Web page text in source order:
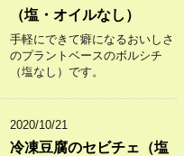
（塩・オイルなし）
手軽にできて癖になるおいしさ
のプラントベースのボルシチ
（塩なし）です。
2020/10/21
冷凍豆腐のセビチェ（塩